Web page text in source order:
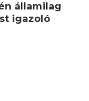
államilag
igazoló